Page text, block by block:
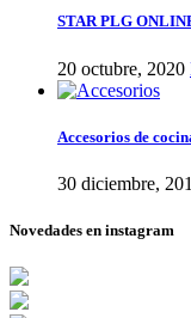
STAR PLG
20 octubre, 2020
Accesorios de
30 diciembre,
Novedades en instagram